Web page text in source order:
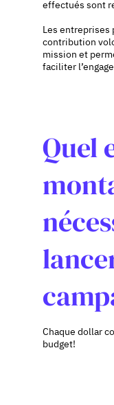
effectués sont
Les
contribution
mission et
faciliter
Quel
Chaque dollar
budget!